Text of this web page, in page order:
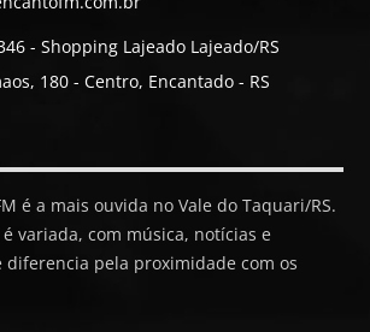
- Shopping Lajeado Lajeado/RS
180 - Centro, Encantado - RS
é a mais ouvida no Vale do Taquari/RS.
variada, com música, notícias e
diferencia pela proximidade com os